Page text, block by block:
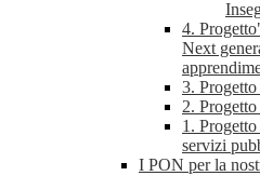
4.
Next
3.
2.
1.
servizi
I PON per la